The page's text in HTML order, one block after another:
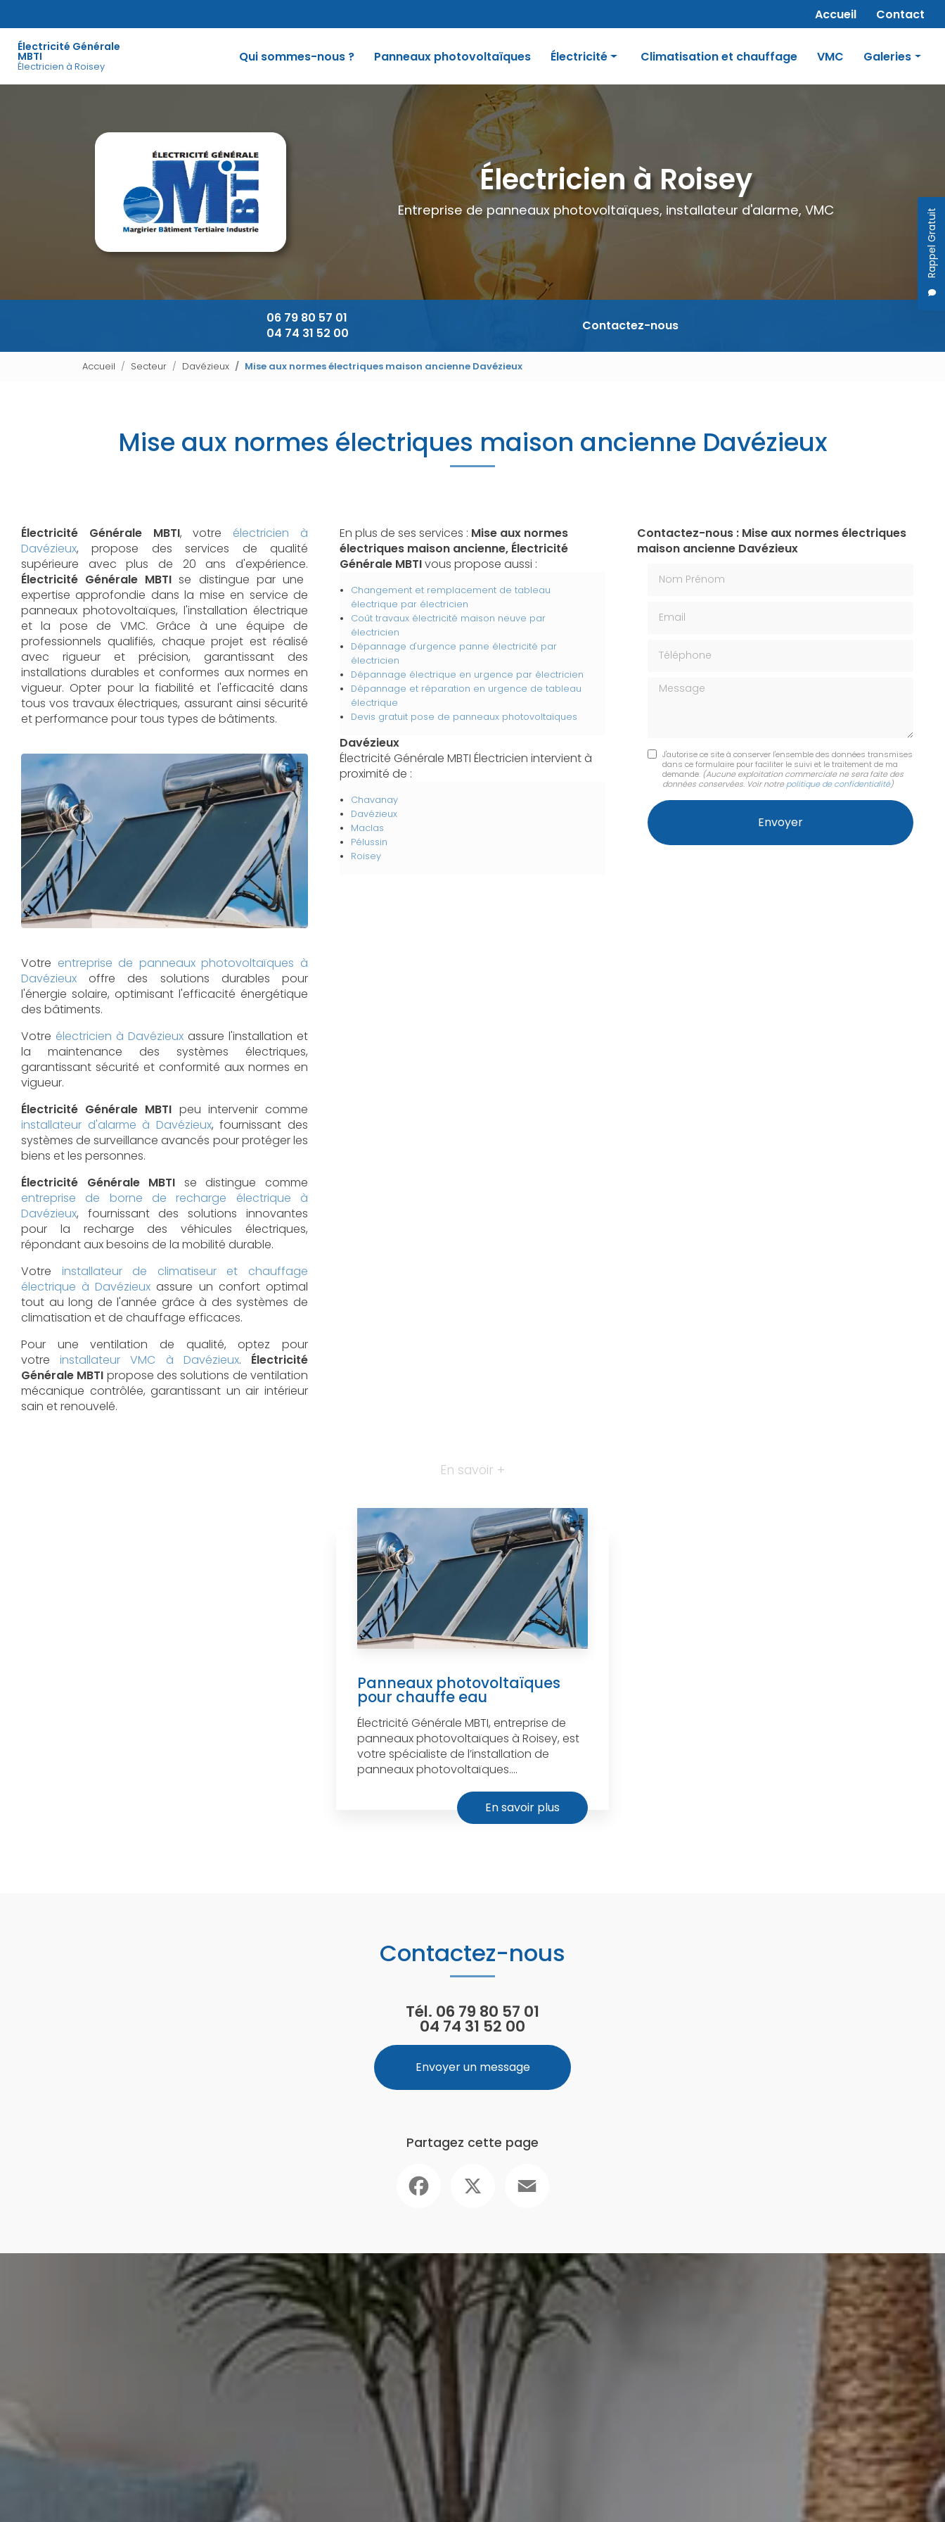
contenu
principal
Navigation secondaire
Accueil Contact
Électricité Générale
MBTI
Électricien à Roisey
Rappel Gratuit
Qui sommes-nous ?
Panneaux photovoltaïques Électricité
Electricité générale
Climatisation et chauffage VMC Galeries
Électricien à Roisey
Entreprise de panneaux photovoltaïques, installateur d'alarme, VMC
06 79 80 57 01
04 74 31 52 00
Contactez-nous
Accueil Secteur Davézieux Mise aux normes électriques maison ancienne Davézieux
Mise aux normes électriques maison ancienne Davézieux
Électricité Générale MBTI, votre électricien à
Davézieux, propose des services de qualité
supérieure avec plus de 20 ans d'expérience.
Électricité Générale MBTIse distingue par une
expertise approfondie dans la mise en service de
panneaux photovoltaïques, l'installation électrique
et la pose de VMC. Grâce à une équipe de
professionnels qualifiés, chaque projet est réalisé
avec rigueur et précision, garantissant des
installations durables et conformes aux normes en
vigueur. Opter pour la fiabilité et l'efficacité dans
tous vos travaux électriques, assurant ainsi sécurité
et performance pour tous types de bâtiments.
Votre entreprise de panneaux photovoltaïques à
Davézieux offre des solutions durables pour
l'énergie solaire, optimisant l'efficacité énergétique
des bâtiments.
Votre électricien à Davézieux assure l'installation et
la maintenance des systèmes électriques,
garantissant sécurité et conformité aux normes en
vigueur.
Électricité Générale MBTI peu intervenir comme
installateur d'alarme à Davézieux, fournissant des
systèmes de surveillance avancés pour protéger les
biens et les personnes.
Électricité Générale MBTI se distingue comme
entreprise de borne de recharge électrique à
Davézieux, fournissant des solutions innovantes
pour la recharge des véhicules électriques,
répondant aux besoins de la mobilité durable.
Votre installateur de climatiseur et chauffage
électrique à Davézieux assure un confort optimal
tout au long de l'année grâce à des systèmes de
climatisation et de chauffage efficaces.
Pour une ventilation de qualité, optez pour
votreinstallateur VMC à Davézieux. Électricité
Générale MBTI propose des solutions de ventilation
mécanique contrôlée, garantissant un air intérieur
sain et renouvelé.
En plus de ses services : Mise aux normes
électriques maison ancienne, Électricité
Générale MBTIvous propose aussi :
Changement et remplacement de tableau
électrique par électricien
Coût travaux électricité maison neuve par
électricien
Dépannage d'urgence panne électricité par
électricien
Dépannage électrique en urgence par électricien
Dépannage et réparation en urgence de tableau
électrique
Devis gratuit pose de panneaux photovoltaïques
Davézieux
Électricité Générale MBTI Électricien intervient à
proximité de :
Chavanay
Davézieux
Maclas
Pélussin
Roisey
Contactez-nous : Mise aux normes électriques
maison ancienne Davézieux
Message
J'autorise ce site à conserver l'ensemble des données transmises
dans ce formulaire pour faciliter le suivi et le traitement de ma
demande. (Aucune exploitation commerciale ne sera faite des
données conservées. Voir notre politique de confidentialité)
En savoir +
Panneaux photovoltaïques
pour chauffe eau
Électricité Générale MBTI, entreprise de
panneaux photovoltaïques à Roisey, est
votre spécialiste de l’installation de
panneaux photovoltaïques....
En savoir plus
Contactez-nous
Tél. 06 79 80 57 01
04 74 31 52 00
Envoyer un message
Partagez cette page